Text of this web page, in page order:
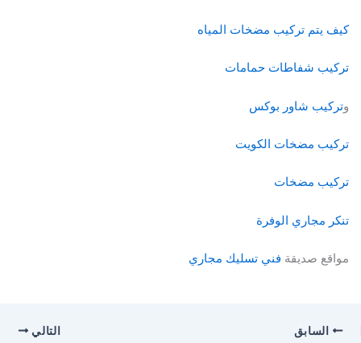
كيف يتم تركيب مضخات المياه
تركيب شفاطات حمامات
وتركيب شاور بوكس
تركيب مضخات الكويت
تركيب مضخات
تنكر مجاري الوفرة
مواقع صديقة فني تسليك مجاري
السابق التالي